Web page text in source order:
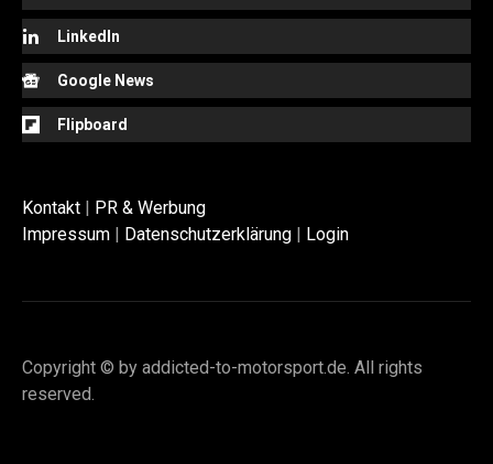
LinkedIn
Google News
Flipboard
Kontakt | PR & Werbung
Impressum | Datenschutzerklärung | Login
Copyright © by addicted-to-motorsport.de. All rights
reserved.